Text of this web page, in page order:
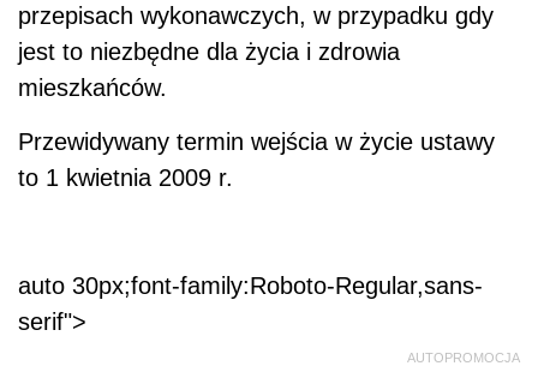
przepisach wykonawczych, w przypadku gdy
jest to niezbędne dla życia i zdrowia
mieszkańców.
Przewidywany termin wejścia w życie ustawy
to 1 kwietnia 2009 r.
auto 30px;font-family:Roboto-Regular,sans-
serif">
AUTOPROMOCJA